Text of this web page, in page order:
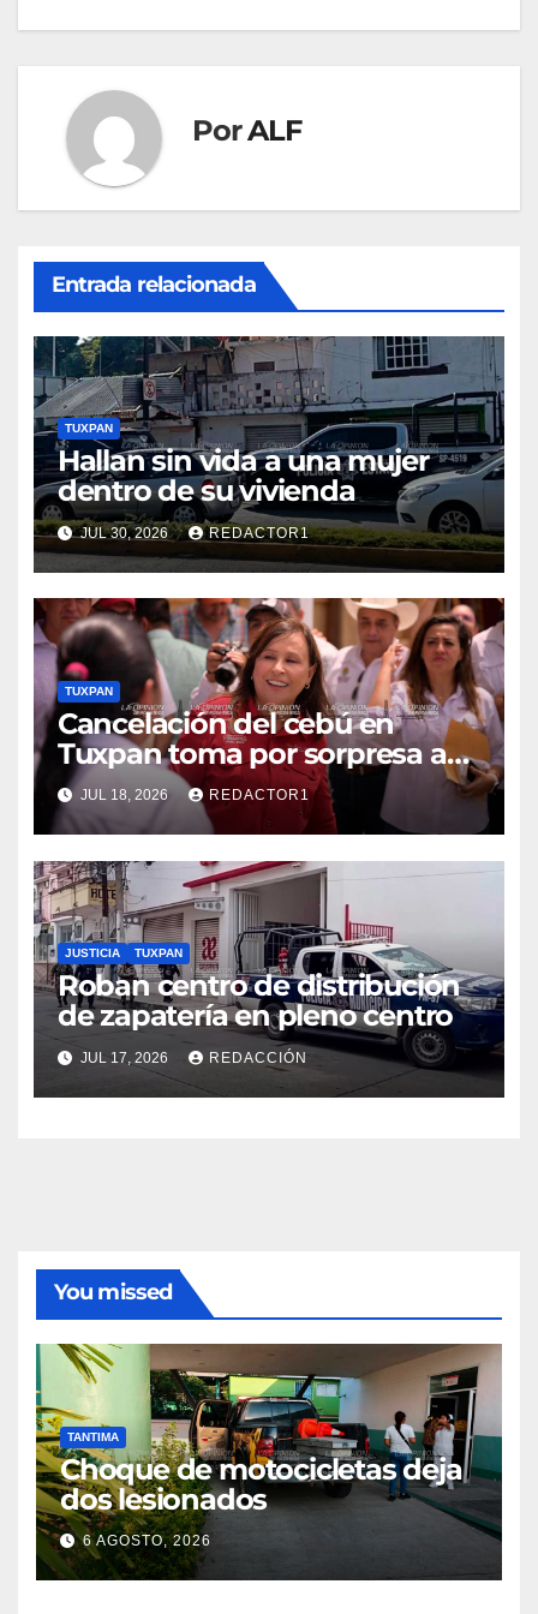
PorALF
Entrada relacionada
TUXPAN
Hallan sin vida a una mujer
dentro de su vivienda
JUL 30, 2026 REDACTOR1
TUXPAN
Cancelación del cebú en
Tuxpan toma por sorpresa a
Nahle
JUL 18, 2026 REDACTOR1
JUSTICIA TUXPAN
Roban centro de distribución
de zapatería en pleno centro
JUL 17, 2026 REDACCIÓN
You missed
TANTIMA
Choque de motocicletas deja
dos lesionados
6 AGOSTO, 2026